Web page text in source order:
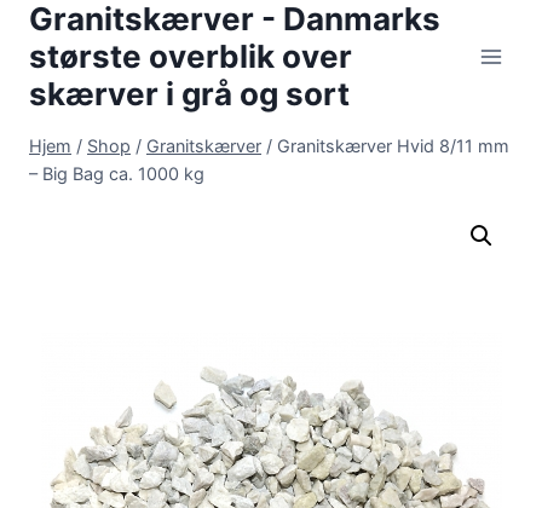
Fortsæt
indhold
Granitskærver - Danmarks
største overblik over
skærver i grå og sort
Hjem / Shop / Granitskærver / Granitskærver Hvid 8/11 mm
– Big Bag ca. 1000 kg